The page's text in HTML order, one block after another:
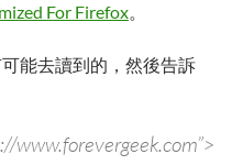
For Firefox。
能去讀到的，然後告訴
www.forevergeek.com”>